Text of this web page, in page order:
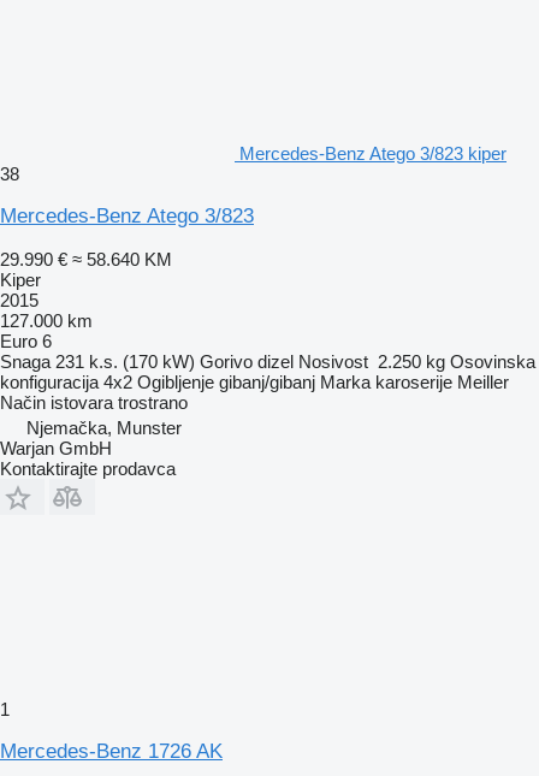
Mercedes-Benz Atego 3/823 kiper
38
Mercedes-Benz Atego 3/823
29.990 € ≈ 58.640 KM
Kiper
2015
127.000 km
Euro 6
Snaga 231 k.s. (170 kW) Gorivo dizel Nosivost 2.250 kg Osovinska
konfiguracija 4x2 Ogibljenje gibanj/gibanj Marka karoserije Meiller
Način istovara trostrano
Njemačka, Munster
Warjan GmbH
Kontaktirajte prodavca
1
Mercedes-Benz 1726 AK